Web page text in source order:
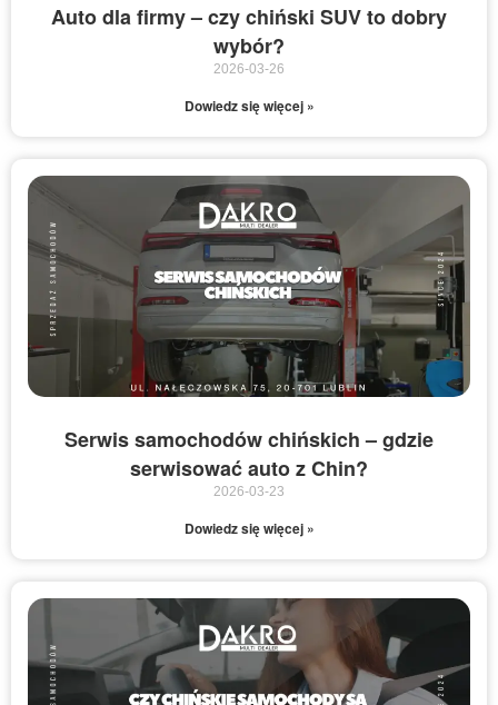
Auto dla firmy – czy chiński SUV to dobry
wybór?
2026-03-26
Dowiedz się więcej »
Serwis samochodów chińskich – gdzie
serwisować auto z Chin?
2026-03-23
Dowiedz się więcej »